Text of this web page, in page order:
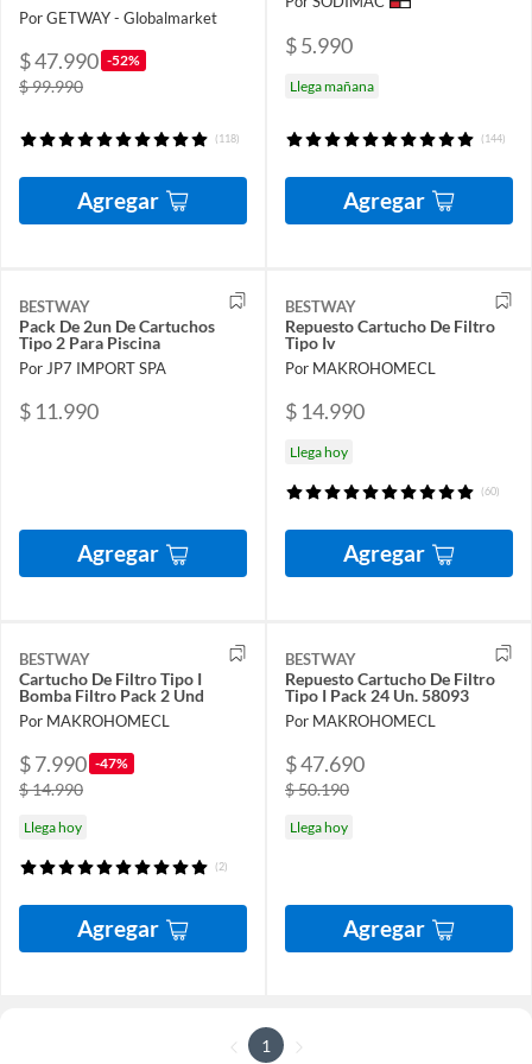
Por GETWAY - Globalmarket
$ 47.990 -52%
$ 99.990
(118)
Agregar
$ 5.990
Llega mañana
(144)
Agregar
BESTWAY
Pack De 2un De Cartuchos
Tipo 2 Para Piscina
Por JP7 IMPORT SPA
$ 11.990
Agregar
BESTWAY
Repuesto Cartucho De Filtro
Tipo Iv
Por MAKROHOMECL
$ 14.990
Llega hoy
(60)
Agregar
BESTWAY
Cartucho De Filtro Tipo I
Bomba Filtro Pack 2 Und
Por MAKROHOMECL
$ 7.990 -47%
$ 14.990
Llega hoy
(2)
Agregar
BESTWAY
Repuesto Cartucho De Filtro
Tipo I Pack 24 Un. 58093
Por MAKROHOMECL
$ 47.690
$ 50.190
Llega hoy
Agregar
1